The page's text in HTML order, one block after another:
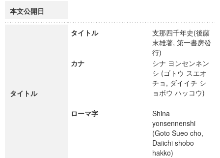
本文公開日
タイトル
タイトル
支那四千年史(後藤
末雄著, 第一書房發
行)
カナ
シナ ヨンセンネン
シ (ゴトウ スエオ
チョ, ダイイチ シ
ョボウ ハッコウ)
ローマ字
Shina
yonsennenshi
(Goto Sueo cho,
Daiichi shobo
hakko)